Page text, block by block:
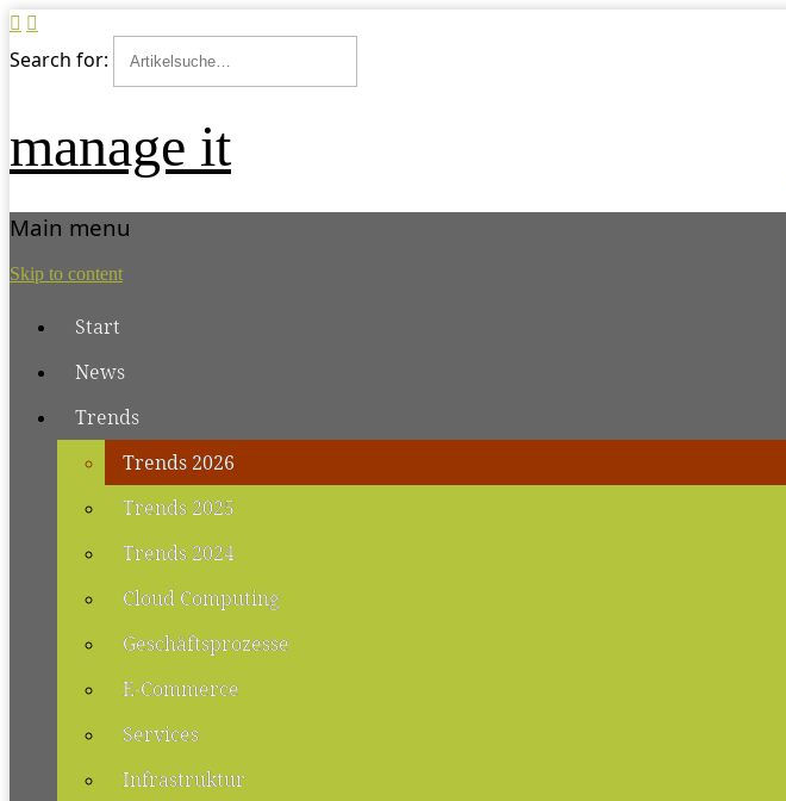
Search for:
manage it
Main menu
Skip to content
Start
News
Trends
Trends 2026
Trends 2025
Trends 2024
Cloud Computing
Geschäftsprozesse
E-Commerce
Services
Infrastruktur